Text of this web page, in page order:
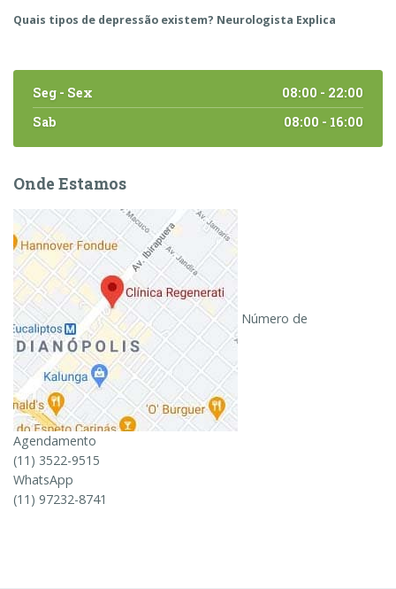
Quais tipos de depressão existem? Neurologista Explica
Seg - Sex
08:00 - 22:00
Sab
08:00 - 16:00
Onde Estamos
Número de
Agendamento
(11) 3522-9515
WhatsApp
(11) 97232-8741